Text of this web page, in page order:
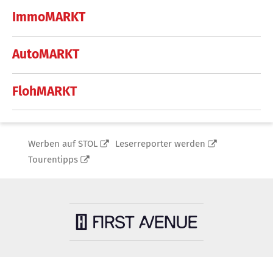
ImmoMARKT
AutoMARKT
FlohMARKT
Werben auf STOL
Leserreporter werden
Tourentipps